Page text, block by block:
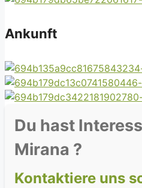
Ankunft
Du hast
Mirana ?
Kontaktiere uns